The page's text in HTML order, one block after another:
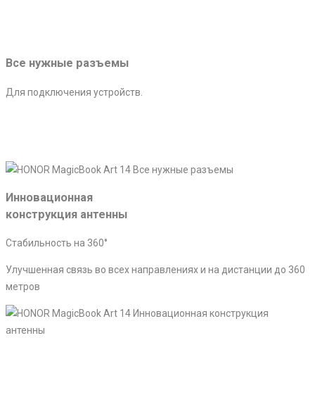
Все нужные разъемы
Для подключения устройств.
Инновационная
конструкция антенны
Стабильность на 360°
Улучшенная связь во всех направлениях и на дистанции до 360
метров